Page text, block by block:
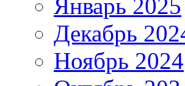
Январь 2025
Декабрь
Ноябрь 2024